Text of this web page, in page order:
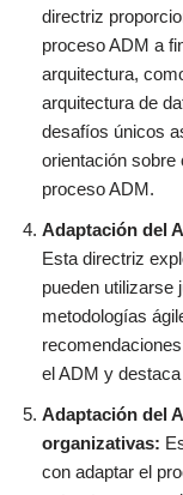
directriz
proceso ADM a
arquitectura,
arquitectura de
desafíos únicos
orientación sobre
proceso ADM.
Adaptación del
Esta directriz
pueden utilizarse
metodologías
el ADM y
Adaptación del
organizativas:
con adaptar el